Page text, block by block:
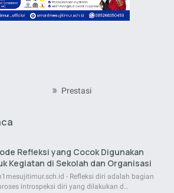
Prestasi
Refleksi yang Cocok Digunakan
Kegiatan di Sekolah dan Organisasi
- Refleksi diri adalah bagian
introspeksi diri yang dilakukan d…